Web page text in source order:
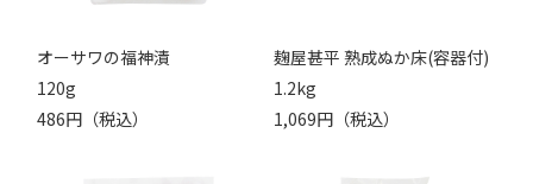
オーサワの福神漬
120g
486円（税込）
麹屋甚平 熟成ぬか床(容器付)
1.2kg
1,069円（税込）